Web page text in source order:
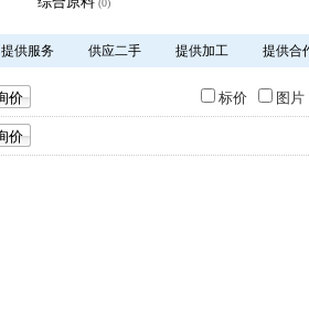
(0)
提供服务 供应二手 提供加工 提供合
标价 图